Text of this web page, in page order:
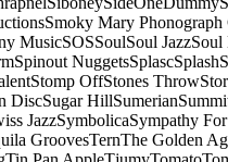
Smoky Mary Phonograph
MusicSOSSoulSoul JazzSoul
Spinout NuggetsSplascSplash
Stomp OffStones Throw
DiscSugar HillSumerian
JazzSymbolicaSympathy
GroovesTernThe Golden